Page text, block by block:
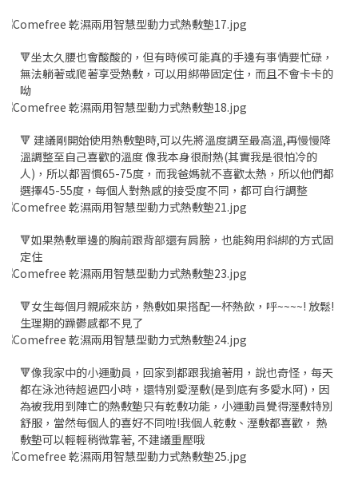
🔻坐太久腰也會酸酸的，但有時候可能真的手邊有事情要忙碌，
無法躺著或爬著享受熱敷，可以用綁帶固定住，而且不會卡卡的
呦
🔻 建議剛開始使用熱敷墊時,可以先將溫度調至最高溫,再慢慢降
溫調整至自己喜歡的溫度 像我本身很耐熱(其實我是很怕冷的
人)，所以都習慣65-75度，而我爸媽就不喜歡太熱，所以他們都
選擇45-55度，每個人對熱感的接受度不同，都可自行調整
🔻如果熱敷單邊的胸前跟背部還有肩膀，也能夠用斜綁的方式固
定住
🔻女生每個月親戚來訪，熱敷如果搭配一杯熱飲，呼~~~~! 放鬆!
生理期的躁鬱感都不見了
🔻像我家中的小運動員，回家到都跟我搶著用，說也奇怪，每天
都在泳池待超過四小時，還特別愛溼敷(是到底有多愛水阿)，因
為被我用到陣亡的熱敷墊只有乾敷功能，小運動員覺得溼敷特別
舒服，當然每個人的喜好不同啦!我個人乾敷、溼敷都喜歡， 熱
敷墊可以輕輕稍微靠著, 不建議重壓哦